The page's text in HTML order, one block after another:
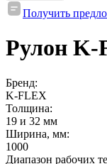
Получить
Рулон K-
Бренд:
K-FLEX
Толщина:
19 и 32 мм
Ширина, мм:
1000
Диапазон рабочих